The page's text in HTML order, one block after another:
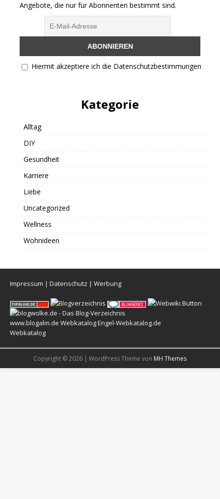
Angebote, die nur für Abonnenten bestimmt sind.
Hiermit akzeptiere ich die Datenschutzbestimmungen
Kategorie
Alltag
DIY
Gesundheit
Karriere
Liebe
Uncategorized
Wellness
Wohnideen
Impressum | Datenschutz | Werbung
www.blogalm.de WebkatalogEngel-Webkatalog.de
Webkatalog
Copyright © 2026 | WordPress Theme von MH Themes